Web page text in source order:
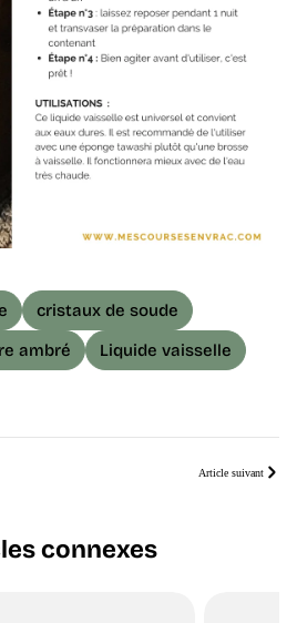
cristaux de soude
ambré
Liquide vaisselle
Article suivant
connexes